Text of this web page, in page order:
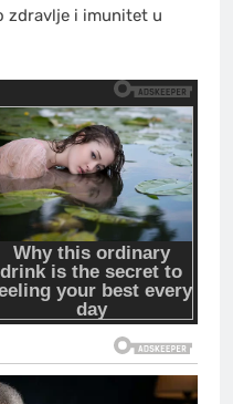
zdravlje i imunitet u